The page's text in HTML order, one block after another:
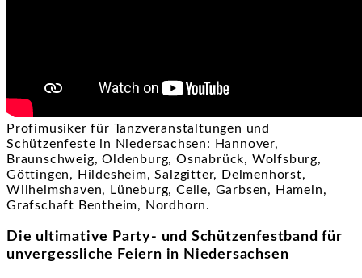
Profimusiker für Tanzveranstaltungen und
Schützenfeste in Niedersachsen: Hannover,
Braunschweig, Oldenburg, Osnabrück, Wolfsburg,
Göttingen, Hildesheim, Salzgitter, Delmenhorst,
Wilhelmshaven, Lüneburg, Celle, Garbsen, Hameln,
Grafschaft Bentheim, Nordhorn.
Die ultimative Party- und Schützenfestband für
unvergessliche Feiern in Niedersachsen